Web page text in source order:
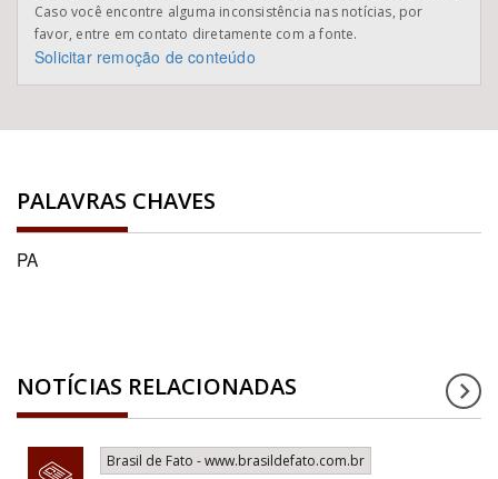
Caso você encontre alguma inconsistência nas notícias, por
favor, entre em contato diretamente com a fonte.
Solicitar remoção de conteúdo
PALAVRAS CHAVES
PA
NOTÍCIAS RELACIONADAS
Brasil de Fato - www.brasildefato.com.br